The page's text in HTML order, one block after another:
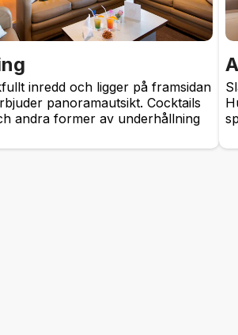
inredd och ligger på framsidan
panoramautsikt. Cocktails
andra former av underhållning